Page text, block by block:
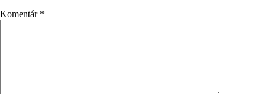
Komentár *